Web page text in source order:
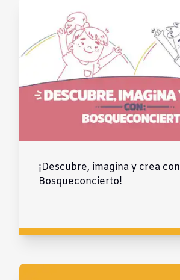
¡Descubre, imagina y crea con
Bosqueconcierto!